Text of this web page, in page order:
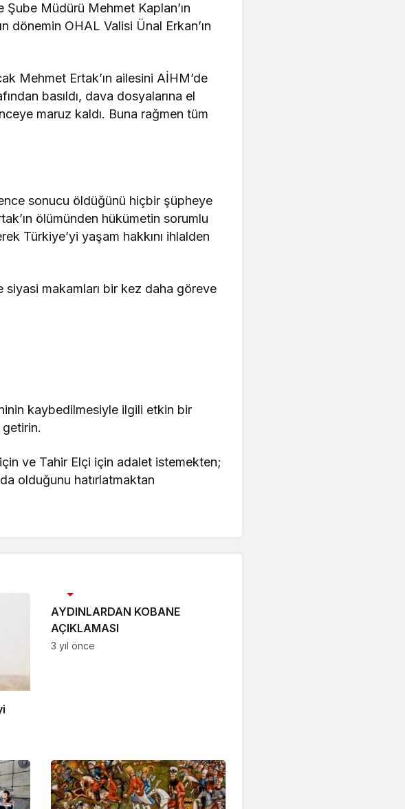
Müdürü Mehmet Kaplan’ın
dönemin OHAL Valisi Ünal Erkan’ın
Mehmet Ertak’ın ailesini AİHM’de
basıldı, dava dosyalarına el
maruz kaldı. Buna rağmen tüm
sonucu öldüğünü hiçbir şüpheye
ölümünden hükümetin sorumlu
Türkiye’yi yaşam hakkını ihlalden
siyasi makamları bir kez daha göreve
kaybedilmesiyle ilgili etkin bir
ve Tahir Elçi için adalet istemekten;
olduğunu hatırlatmaktan
AYDINLARDAN KOBANE
AÇIKLAMASI
3 yıl önce